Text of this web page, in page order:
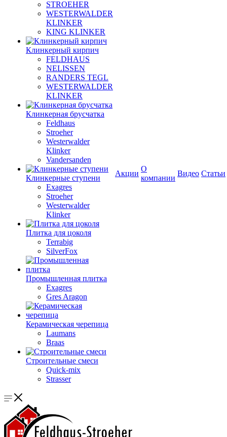
STROEHER
WESTERWALDER
KLINKER
KING KLINKER
Клинкерный кирпич
FELDHAUS
NELISSEN
RANDERS TEGL
WESTERWALDER
KLINKER
Клинкерная брусчатка
Feldhaus
Stroeher
Westerwalder
Klinker
Vandersanden
Клинкерные ступени
Exagres
Stroeher
Westerwalder
Klinker
Плитка для цоколя
Terrabig
SilverFox
Промышленная плитка
Exagres
Gres Aragon
Керамическая черепица
Laumans
Braas
Строительные смеси
Quick-mix
Strasser
Акции
О
компании
Видео Статьи